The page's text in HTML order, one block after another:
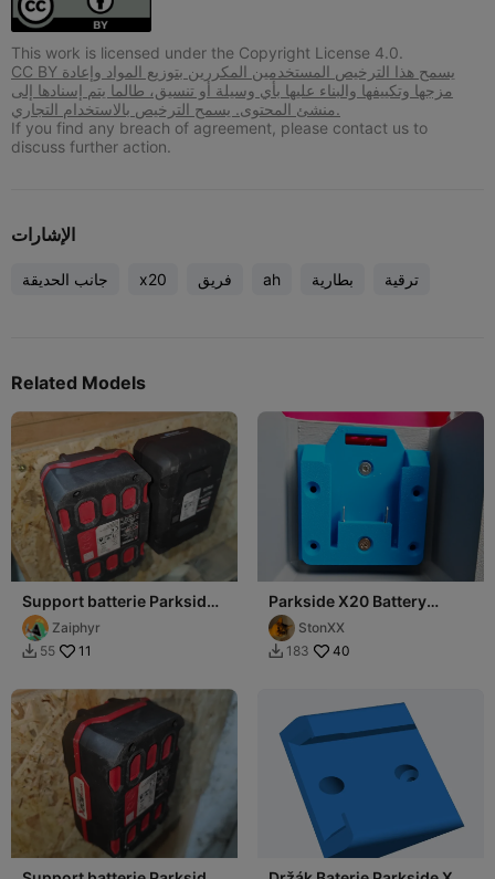
This work is licensed under the Copyright License 4.0.
CC BY يسمح هذا الترخيص المستخدمين المكررين بتوزيع المواد وإعادة
مزجها وتكييفها والبناء عليها بأي وسيلة أو تنسيق، طالما يتم إسنادها إلى
منشئ المحتوى. يسمح الترخيص بالاستخدام التجاري.
If you find any breach of agreement, please contact us to
discuss further action.
الإشارات
جانب الحديقة x20 فريق ah بطارية ترقية
Related Models
Support batterie Parkside
X20V - Double
Zaiphyr
 55 11
Parkside X20 Battery
Adapter
StonXX
 183 40